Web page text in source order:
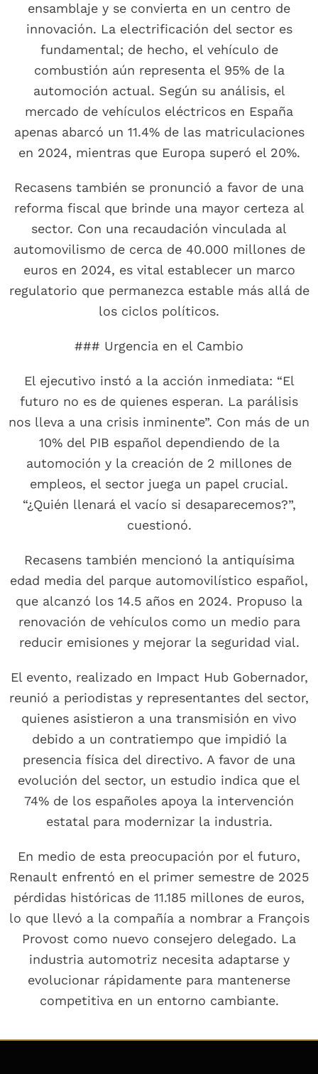
ensamblaje y se convierta en un centro de
innovación. La electrificación del sector es
fundamental; de hecho, el vehículo de
combustión aún representa el 95% de la
automoción actual. Según su análisis, el
mercado de vehículos eléctricos en España
apenas abarcó un 11.4% de las matriculaciones
en 2024, mientras que Europa superó el 20%.
Recasens también se pronunció a favor de una
reforma fiscal que brinde una mayor certeza al
sector. Con una recaudación vinculada al
automovilismo de cerca de 40.000 millones de
euros en 2024, es vital establecer un marco
regulatorio que permanezca estable más allá de
los ciclos políticos.
### Urgencia en el Cambio
El ejecutivo instó a la acción inmediata: “El
futuro no es de quienes esperan. La parálisis
nos lleva a una crisis inminente”. Con más de un
10% del PIB español dependiendo de la
automoción y la creación de 2 millones de
empleos, el sector juega un papel crucial.
“¿Quién llenará el vacío si desaparecemos?”,
cuestionó.
Recasens también mencionó la antiquísima
edad media del parque automovilístico español,
que alcanzó los 14.5 años en 2024. Propuso la
renovación de vehículos como un medio para
reducir emisiones y mejorar la seguridad vial.
El evento, realizado en Impact Hub Gobernador,
reunió a periodistas y representantes del sector,
quienes asistieron a una transmisión en vivo
debido a un contratiempo que impidió la
presencia física del directivo. A favor de una
evolución del sector, un estudio indica que el
74% de los españoles apoya la intervención
estatal para modernizar la industria.
En medio de esta preocupación por el futuro,
Renault enfrentó en el primer semestre de 2025
pérdidas históricas de 11.185 millones de euros,
lo que llevó a la compañía a nombrar a François
Provost como nuevo consejero delegado. La
industria automotriz necesita adaptarse y
evolucionar rápidamente para mantenerse
competitiva en un entorno cambiante.